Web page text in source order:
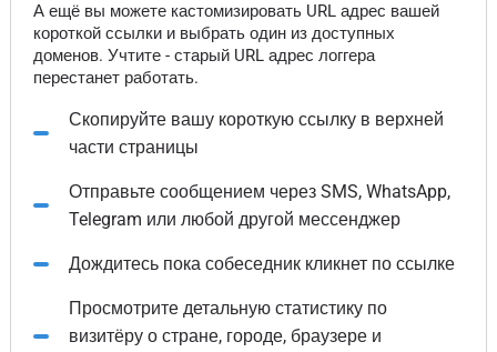
А ещё вы можете кастомизировать URL адрес вашей
короткой ссылки и выбрать один из доступных
доменов. Учтите - старый URL адрес логгера
перестанет работать.
Скопируйте вашу короткую ссылку в верхней
части страницы
Отправьте сообщением через SMS, WhatsApp,
Telegram или любой другой мессенджер
Дождитесь пока собеседник кликнет по ссылке
Просмотрите детальную статистику по
визитёру о стране, городе, браузере и